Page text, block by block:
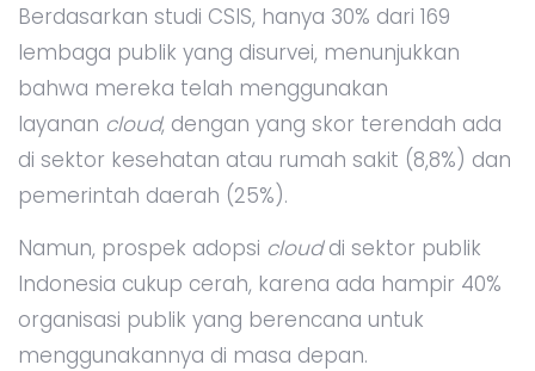
Berdasarkan studi CSIS, hanya 30% dari 169
lembaga publik yang disurvei, menunjukkan
bahwa mereka telah menggunakan
layanan cloud, dengan yang skor terendah ada
di sektor kesehatan atau rumah sakit (8,8%) dan
pemerintah daerah (25%).
Namun, prospek adopsi clouddi sektor publik
Indonesia cukup cerah, karena ada hampir 40%
organisasi publik yang berencana untuk
menggunakannya di masa depan.